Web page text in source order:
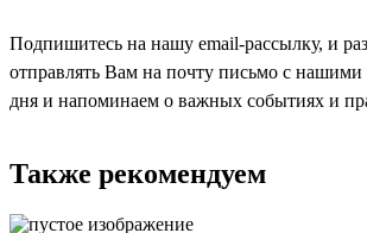
Подпишитесь на нашу email-рассылку, и
отправлять Вам на почту письмо с
дня и напоминаем о важных событиях и
Также рекомендуем